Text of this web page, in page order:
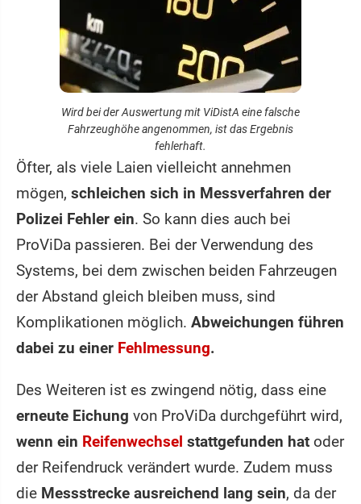
Wird bei der Auswertung mit ViDistA eine falsche
Fahrzeughöhe angenommen, ist das Ergebnis
fehlerhaft.
Öfter, als viele Laien vielleicht annehmen
mögen, schleichen sich in Messverfahren der
Polizei Fehler ein. So kann dies auch bei
ProViDa passieren. Bei der Verwendung des
Systems, bei dem zwischen beiden Fahrzeugen
der Abstand gleich bleiben muss, sind
Komplikationen möglich. Abweichungen führen
dabei zu einer Fehlmessung.
Des Weiteren ist es zwingend nötig, dass eine
erneute Eichung von ProViDa durchgeführt wird,
wenn ein Reifenwechsel stattgefunden hat oder
der Reifendruck verändert wurde. Zudem muss
die Messstrecke ausreichend lang sein, da der